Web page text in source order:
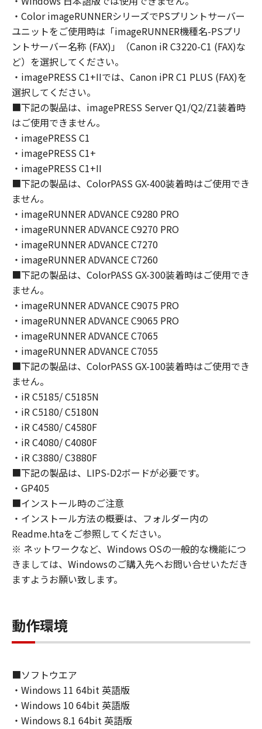
obligations borne by you hereunder.
You may make one copy of the SOFTWARE
solely for a back-up purpose.
2. RESTRICTIONS
You shall not use the SOFTWARE except as
expressly granted or permitted herein, and
shall not assign, sublicense, sell, rent, lease,
loan, convey or transfer to any third party the
SOFTWARE. You shall not alter, translate or
convert to another programming language,
modify, disassemble, decompile or otherwise
reverse engineer the SOFTWARE and you shall
not have any third party to do so.
3. COPYRIGHT NOTICE
You shall not modify, remove or delete any
copyright notice of Canon or its licensors
contained in the SOFTWARE, including any
copy thereof.
4. OWNERSHIP
Canon and its licensors retain in all respects
the title, ownership and intellectual property
rights in and to the SOFTWARE. Except as
expressly provided herein, no license or right,
express or implied, is hereby conveyed or
granted by Canon to you for any intellectual
property of Canon and its licensors.
5. EXPORT CONTROL
You agree to comply with all export laws and
restrictions and regulations of the country
involved, and not to export or re-export,
directly or indirectly, the SOFTWARE in
violation of any such laws, restrictions and
regulations, or without all necessary
approvals.
6. SUPPORT AND UPDATE
NEITHER CANON, CANON'S SUBSIDIARIES OR
AFFILIATES, THEIR DISTRIBUTORS, OR
DEALERS NOR CANON'S LICENSORS ARE
RESPONSIBLE FOR MAINTAINING OR
HELPING YOU TO USE THE SOFTWARE, OR
PROVIDING YOU WITH ANY UPDATES, FIXES
7. DISCLAIMER OF WARRANTIES AND
LIABILITY
[NO WARRANTY] THE SOFTWARE IS
ANY KIND, EITHER EXPRESSED OR IMPLIED,
INCLUDING, BUT NOT LIMITED TO THE
IMPLIED WARRANTIES OF MERCHANTABILITY
AND FITNESS FOR A PARTICULAR PURPOSE.
・Color imageRUNNERシリーズでPSプリントサーバー
ユニットをご使用時は「imageRUNNER機種名-PSプリ
ントサーバー名称 (FAX)」（Canon iR C3220-C1 (FAX)な
ど）を選択してください。
・imagePRESS C1+IIでは、Canon iPR C1 PLUS (FAX)を
選択してください。
■下記の製品は、imagePRESS Server Q1/Q2/Z1装着時
はご使用できません。
・imagePRESS C1
・imagePRESS C1+
・imagePRESS C1+II
■下記の製品は、ColorPASS GX-400装着時はご使用でき
ません。
・imageRUNNER ADVANCE C9280 PRO
・imageRUNNER ADVANCE C9270 PRO
・imageRUNNER ADVANCE C7270
・imageRUNNER ADVANCE C7260
■下記の製品は、ColorPASS GX-300装着時はご使用でき
ません。
・imageRUNNER ADVANCE C9075 PRO
・imageRUNNER ADVANCE C9065 PRO
・imageRUNNER ADVANCE C7065
・imageRUNNER ADVANCE C7055
■下記の製品は、ColorPASS GX-100装着時はご使用でき
ません。
・iR C5185/ C5185N
・iR C5180/ C5180N
・iR C4580/ C4580F
・iR C4080/ C4080F
・iR C3880/ C3880F
■下記の製品は、LIPS-D2ボードが必要です。
・GP405
■インストール時のご注意
・インストール方法の概要は、フォルダー内の
Readme.htaをご参照してください。
※ ネットワークなど、Windows OSの一般的な機能につ
きましては、Windowsのご購入先へお問い合せいただき
ますようお願い致します。
動作環境
■ソフトウエア
・Windows 11 64bit 英語版
・Windows 10 64bit 英語版
・Windows 8.1 64bit 英語版